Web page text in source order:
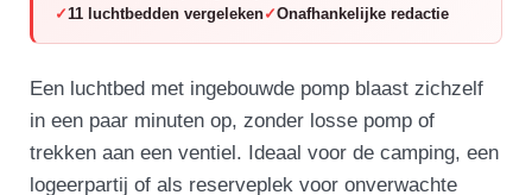
11 luchtbedden vergeleken
Onafhankelijke redactie
Een luchtbed met ingebouwde pomp blaast zichzelf
in een paar minuten op, zonder losse pomp of
trekken aan een ventiel. Ideaal voor de camping, een
logeerpartij of als reserveplek voor onverwachte